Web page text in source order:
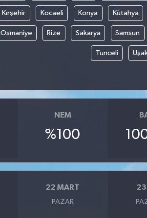
Kırşehir Kocaeli Konya Kütahya
Osmaniye Rize Sakarya Samsun
Tunceli
NEM
%100
22 MART
PAZAR
23